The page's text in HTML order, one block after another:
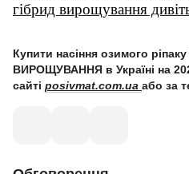
гібрид вирощування
Купити насіння озимого
ВИРОЩУВАННЯ в Україні на
сайті posivmat.com.ua або за